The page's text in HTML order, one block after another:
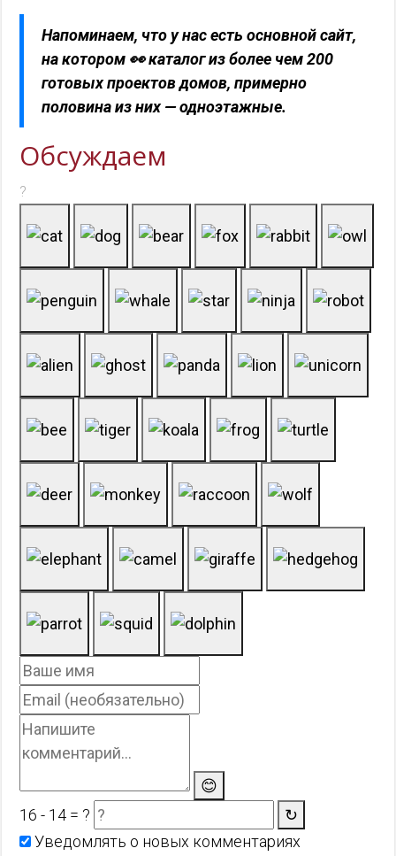
Напоминаем, что у нас есть основной сайт,
на котором 👀 каталог из более чем 200
готовых проектов домов, примерно
половина из них — одноэтажные.
Обсуждаем
?
😊
16 - 14 = ?
↻
Уведомлять о новых комментариях